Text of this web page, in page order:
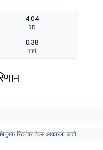
4.04
SD
0.38
शार्प
रिटर्नवर टॅक्स आकारला जातो.